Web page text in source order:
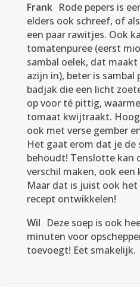
Frank Rode pepers is
elders ook schreef, of
een paar rawitjes. Ook
tomatenpuree (eerst
sambal oelek, dat
azijn in), beter is sambal
badjak die een licht
op voor té pittig,
tomaat kwijtraakt.
ook met verse gember
Het gaat erom dat je
behoudt! Tenslotte kan
verschil maken, ook
Maar dat is juist ook het
recept ontwikkelen!
Wil Deze soep is ook
minuten voor
toevoegt! Eet smakelijk.